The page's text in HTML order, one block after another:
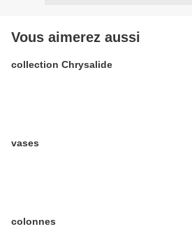
Vous aimerez aussi
collection Chrysalide
vases
colonnes